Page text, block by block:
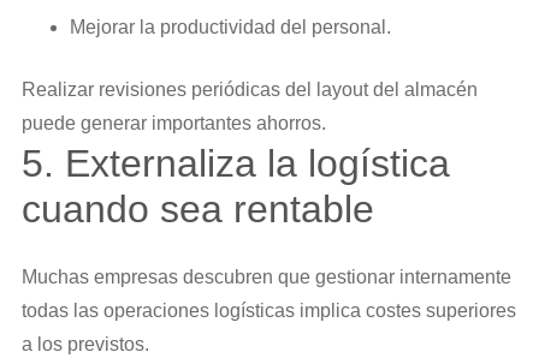
Mejorar la productividad del personal.
Realizar revisiones periódicas del layout del almacén
puede generar importantes ahorros.
5. Externaliza la logística
cuando sea rentable
Muchas empresas descubren que gestionar internamente
todas las operaciones logísticas implica costes superiores
a los previstos.